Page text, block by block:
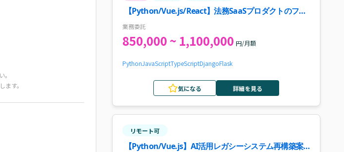
す。
【Python/Vue.js/React】法務SaaSプロダクトのフル
スタックエンジニア案件
業務委託
850,000 ~ 1,100,000 円/月額
PythonJavaScriptTypeScriptDjangoFlask
気になる 詳細を見る
リモート可
【Python/Vue.js】AI活用レガシーシステム再構築案